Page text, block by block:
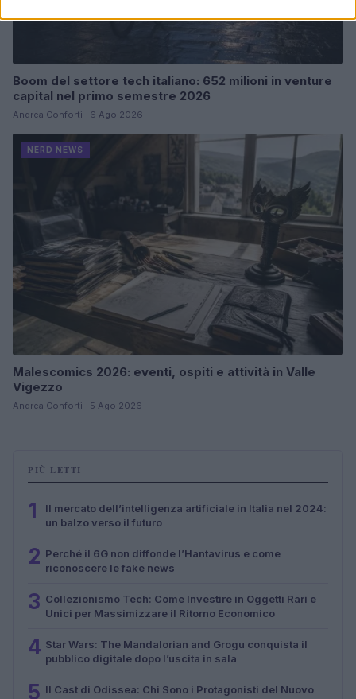
Boom del settore tech italiano: 652 milioni in venture
capital nel primo semestre 2026
Andrea Conforti · 6 Ago 2026
NERD NEWS
Malescomics 2026: eventi, ospiti e attività in Valle
Vigezzo
Andrea Conforti · 5 Ago 2026
PIÙ LETTI
1
Il mercato dell’intelligenza artificiale in Italia nel 2024:
un balzo verso il futuro
2 Perché il 6G non diffonde l’Hantavirus e come
riconoscere le fake news
3 Collezionismo Tech: Come Investire in Oggetti Rari e
Unici per Massimizzare il Ritorno Economico
4 Star Wars: The Mandalorian and Grogu conquista il
pubblico digitale dopo l’uscita in sala
5 Il Cast di Odissea: Chi Sono i Protagonisti del Nuovo